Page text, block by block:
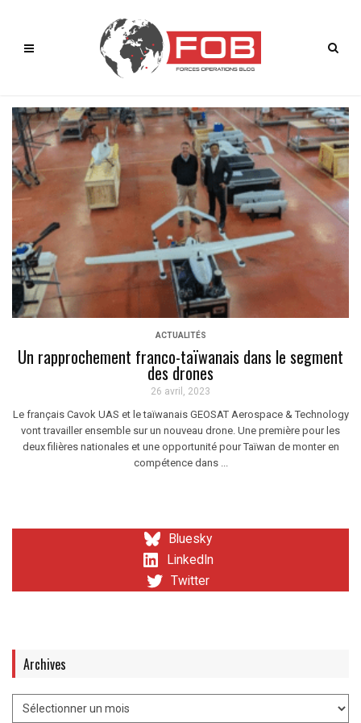
ACTUALITÉS
Un rapprochement franco-taïwanais dans le segment
des drones
26 avril, 2023
Le français Cavok UAS et le taïwanais GEOSAT Aerospace & Technology
vont travailler ensemble sur un nouveau drone. Une première pour les
deux filières nationales et une opportunité pour Taïwan de monter en
compétence dans ...
Bluesky
LinkedIn
Twitter
Archives